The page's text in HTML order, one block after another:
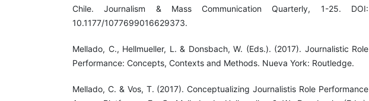
Chile. Journalism & Mass Communication Quarterly, 1-25. DOI:
10.1177/1077699016629373.
Mellado, C., Hellmueller, L. & Donsbach, W. (Eds.). (2017). Journalistic Role
Performance: Concepts, Contexts and Methods. Nueva York: Routledge.
Mellado, C. & Vos, T. (2017). Conceptualizing Journalistis Role Performance